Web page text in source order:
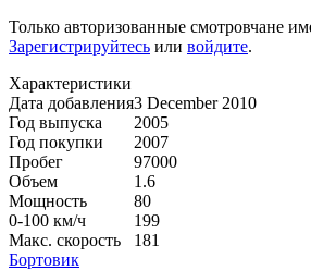
Только авторизованные смотровчане
Зарегистрируйтесь или войдите.
Характеристики
Дата добавления3 December 2010
Год выпуска
2005
Год покупки
2007
Пробег
97000
Объем
1.6
Мощность
80
0-100 км/ч
199
Макс. скорость
181
Бортовик